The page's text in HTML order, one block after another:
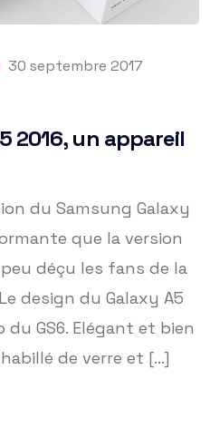
30 septembre 2017
2016, un appareil
du Samsung Galaxy
que la version
déçu les fans de la
design du Galaxy A5
GS6. Elégant et bien
de verre et [...]